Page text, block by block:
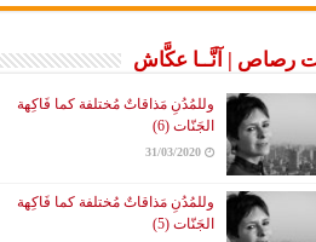
رصاص | آنَّــا عكَّاش
وللمُدُنِ مَذاقاتٌ مُختلفة كما فَاكِهة
الجَنّات (6)
31/03/2020
وللمُدُنِ مَذاقاتٌ مُختلفة كما فَاكِهة
الجَنّات (5)